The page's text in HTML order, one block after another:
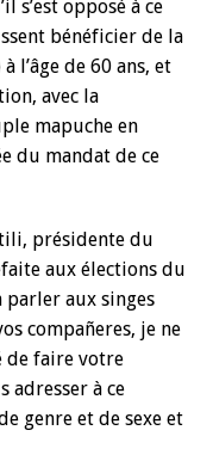
s’est opposé à ce
bénéficier de la
l’âge de 60 ans, et
avec la
mapuche en
du mandat de ce
présidente du
aux élections du
parler aux singes
compañeres, je ne
de faire votre
adresser à ce
genre et de sexe et